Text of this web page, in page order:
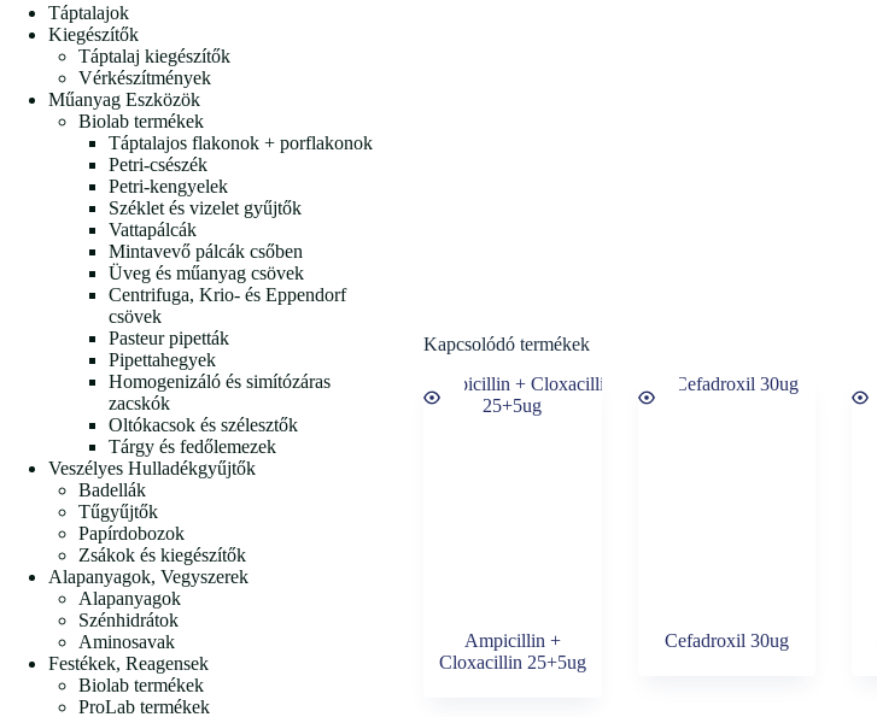
Kapcsolódó termékek
Ampicillin +
Cloxacillin 25+5ug
Cefadroxil 30ug
Táptalajok
Kiegészítők
Táptalaj kiegészítők
Vérkészítmények
Műanyag Eszközök
Biolab termékek
Táptalajos flakonok + porflakonok
Petri-csészék
Petri-kengyelek
Széklet és vizelet gyűjtők
Vattapálcák
Mintavevő pálcák csőben
Üveg és műanyag csövek
Centrifuga, Krio- és Eppendorf
csövek
Pasteur pipetták
Pipettahegyek
Homogenizáló és simítózáras
zacskók
Oltókacsok és szélesztők
Tárgy és fedőlemezek
Veszélyes Hulladékgyűjtők
Badellák
Tűgyűjtők
Papírdobozok
Zsákok és kiegészítők
Alapanyagok, Vegyszerek
Alapanyagok
Szénhidrátok
Aminosavak
Festékek, Reagensek
Biolab termékek
ProLab termékek